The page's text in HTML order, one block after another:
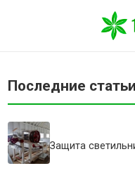
Последние статьи
Защита